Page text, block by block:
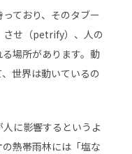
ており、そのタブー
させ（petrify）、人の
場所があります。動
世界は動いているの
に影響するというよ
熱帯雨林には「塩な